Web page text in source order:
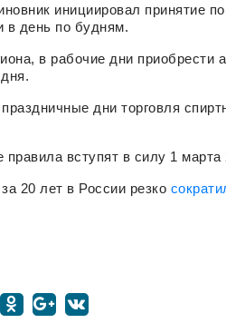
инициировал принятие
в день по будням.
в рабочие дни приобрести
дни торговля
вступят в силу 1 марта
20 лет в России резко